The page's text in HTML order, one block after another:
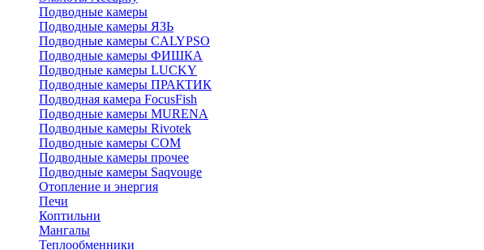
Подводные камеры
Подводные камеры ЯЗЬ
Подводные камеры CALYPSO
Подводные камеры ФИШКА
Подводные камеры LUCKY
Подводные камеры ПРАКТИК
Подводная камера FocusFish
Подводные камеры MURENA
Подводные камеры Rivotek
Подводные камеры СОМ
Подводные камеры прочее
Подводные камеры Saqvouge
Отопление и энергия
Печи
Коптильни
Мангалы
Теплообменники